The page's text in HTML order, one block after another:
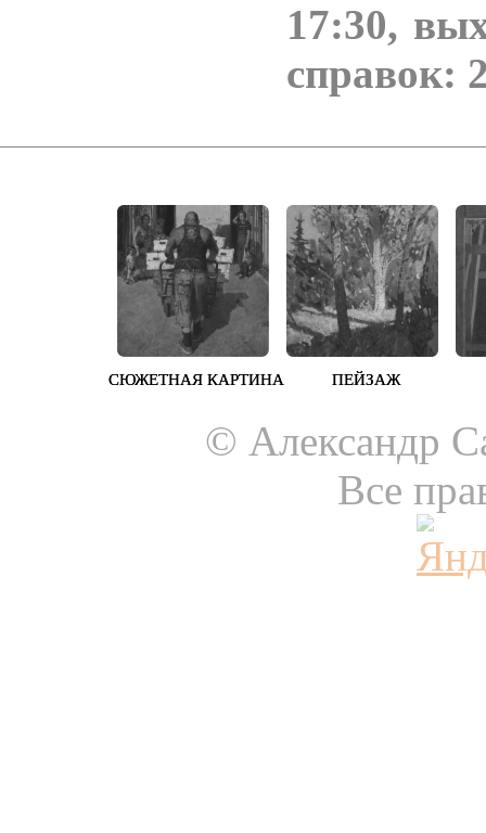
17:30,
справок:
СЮЖЕТНАЯ КАРТИНА
СЮЖЕТНАЯ КАРТИНА ПЕЙЗАЖ
ПЕЙЗАЖ
© Александр
Все